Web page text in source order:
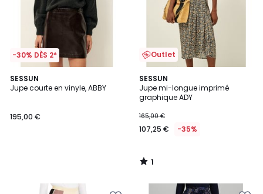
-30% DÈS 2*
SESSUN
Jupe courte en vinyle, ABBY
€.
195,00 €
Outlet
SESSUN
Jupe mi-longue imprimé
graphique ADY
165,00 €
107,25 € -35%
1
/
5
1
/